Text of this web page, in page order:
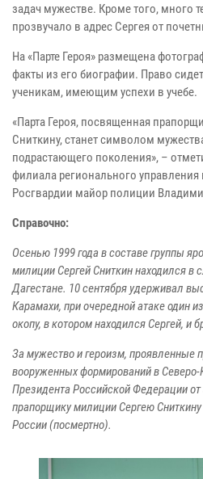
задач мужестве. Кроме того, много
прозвучало в адрес Сергея от
На «Парте Героя» размещена
факты из его биографии. Право
ученикам, имеющим успехи в учебе.
«Парта Героя, посвященная
Сниткину, станет символом
подрастающего поколения», –
филиала регионального
Росгвардии майор полиции
Справочно:
Осенью 1999 года в составе группы
милиции Сергей Сниткин находился в
Дагестане. 10 сентября удерживал
Карамахи, при очередной атаке один
окопу, в котором находился Сергей, и
За мужество и героизм, проявленные
вооруженных формирований в
Президента Российской Федерации от
прапорщику милиции Сергею
России (посмертно).